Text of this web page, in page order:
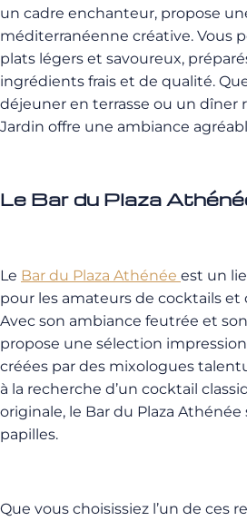
un cadre enchanteur, propose
méditerranéenne créative. Vous
plats légers et savoureux,
ingrédients frais et de qualité.
déjeuner en terrasse ou un dîner
Jardin offre une ambiance
Le Bar du Plaza
Le Bar du Plaza Athénée est un
pour les amateurs de cocktails et
Avec son ambiance feutrée et
propose une sélection
créées par des mixologues
à la recherche d’un cocktail
originale, le Bar du Plaza Athénée
papilles.
Que vous choisissiez l’un de ces